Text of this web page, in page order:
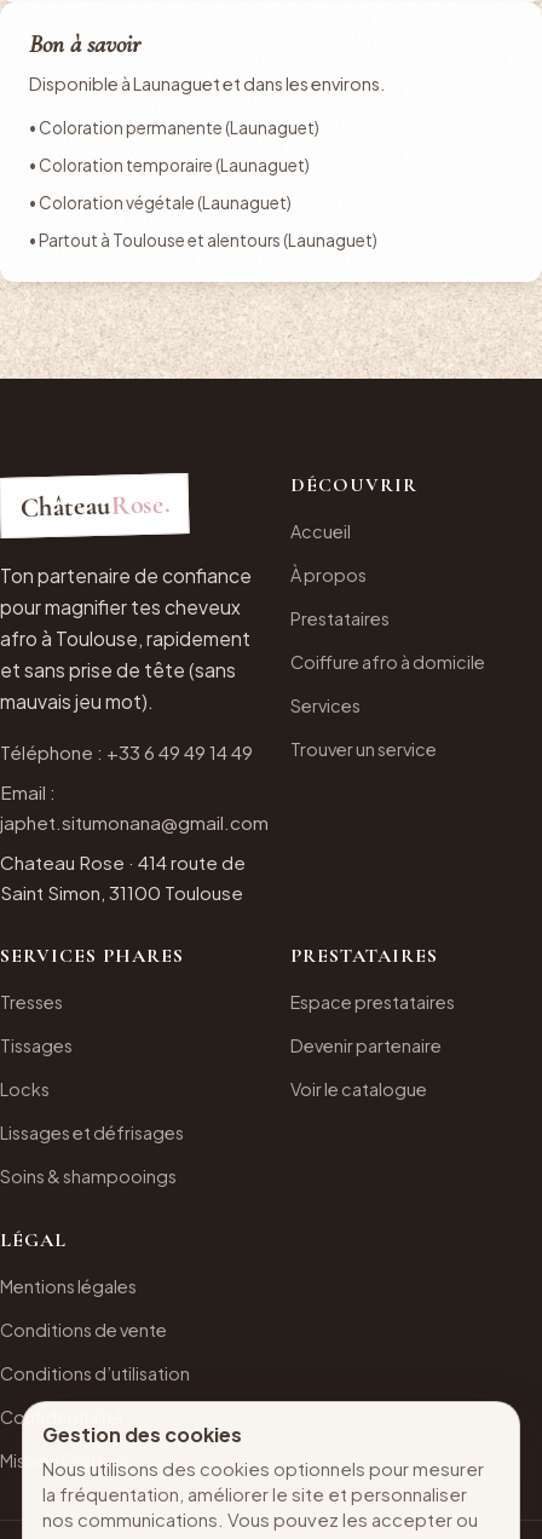
Bon à savoir
Disponible à Launaguet et dans les environs.
• Coloration permanente (Launaguet)
• Coloration temporaire (Launaguet)
• Coloration végétale (Launaguet)
• Partout à Toulouse et alentours (Launaguet)
ChâteauRose.
Ton partenaire de confiance
pour magnifier tes cheveux
afro à Toulouse, rapidement
et sans prise de tête (sans
mauvais jeu mot).
Téléphone : +33 6 49 49 14 49
Email :
japhet.situmonana@gmail.com
Chateau Rose · 414 route de
Saint Simon, 31100 Toulouse
DÉCOUVRIR
Accueil
À propos
Prestataires
Coiffure afro à domicile
Services
Trouver un service
SERVICES PHARES
Tresses
Tissages
Locks
Lissages et défrisages
Soins & shampooings
PRESTATAIRES
Espace prestataires
Devenir partenaire
Voir le catalogue
LÉGAL
Mentions légales
Conditions de vente
Conditions d’utilisation
Confidentialité
Mission Coiffeur
Gestion des cookies
Nous utilisons des cookies optionnels pour mesurer
la fréquentation, améliorer le site et personnaliser
nos communications. Vous pouvez les accepter ou